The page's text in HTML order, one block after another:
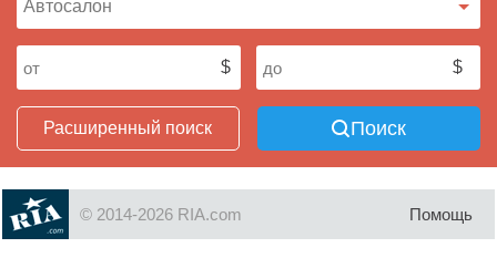
Расширенный поиск Поиск
© 2014-2026 RIA.com Помощь